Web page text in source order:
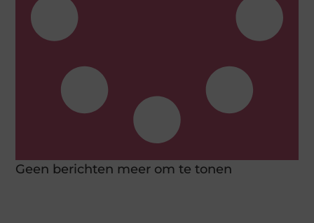
Geen berichten meer om te tonen